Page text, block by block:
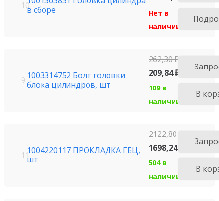
10в сборе
Нет в
наличии
9 1003314752 Болт головки
блока цилиндров, шт
262,30₽
209,84₽
109 в
наличии
В
111004220117 ПРОКЛАДКА ГБЦ,
шт
2122,80
1698,24
504 в
наличии
В